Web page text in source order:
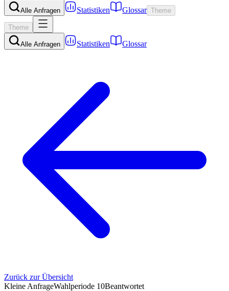
Alle Anfragen Statistiken Glossar Theme
Theme
Alle Anfragen Statistiken Glossar
Zurück zur Übersicht
Kleine AnfrageWahlperiode 10Beantwortet